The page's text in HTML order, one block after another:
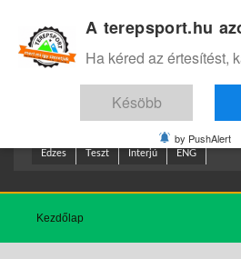
Edzes Teszt Interjú ENG
Kezdőlap
A terepsport.hu
Ha kéred az értesítést,
Késöbb
by PushAlert